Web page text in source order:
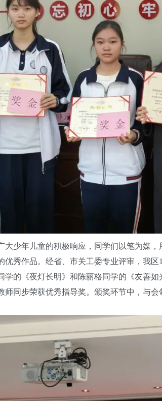
少年儿童的积极响应，同学们以笔为媒
秀作品。 经省、市关工委专业评审，我
的《夜灯长明》和陈丽格同学的《友善
同步荣获优秀指导奖。颁奖环节中，与